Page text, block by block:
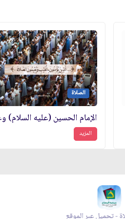
الصلاة
المزيد
زاد شهر رمضان - تحميل عبر الموقع